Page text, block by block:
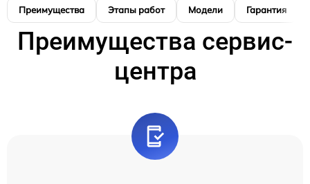
Преимущества Этапы работ Модели Гарантия
Преимущества сервис-
центра